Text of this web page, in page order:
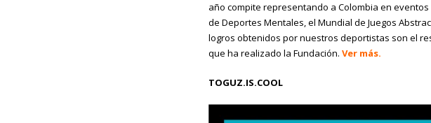
año compite representando a Colombia en
de Deportes Mentales, el Mundial de Juegos
logros obtenidos por nuestros deportistas son el
que ha realizado la Fundación. Ver más.
TOGUZ.IS.COOL